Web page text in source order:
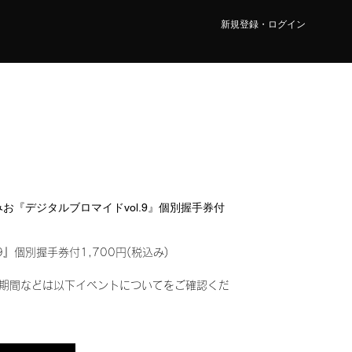
新規登録・ログイン
お『デジタルブロマイドvol.9』個別握手券付
』個別握手券付1,700円(税込み)
間などは以下イベントについてをご確認くだ